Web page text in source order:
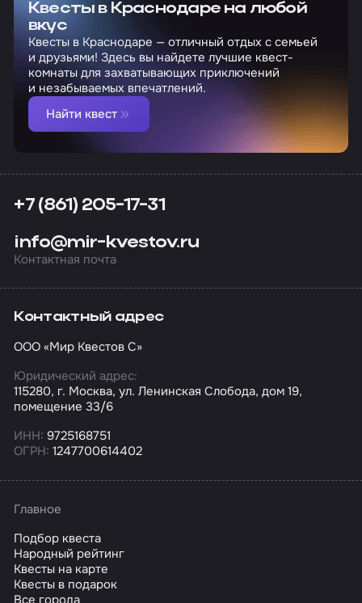
Квесты в Краснодаре на любой
вкус
Квесты в Краснодаре — отличный отдых с семьей
и друзьями! Здесь вы найдете лучшие квест-
комнаты для захватывающих приключений
и незабываемых впечатлений.
Найти квест
+7 (861) 205-17-31
info@mir-kvestov.ru
Контактная почта
Контактный адрес
ООО «Мир Квестов С»
Юридический адрес:
115280, г. Москва, ул. Ленинская Слобода, дом 19,
помещение 33/6
ИНН: 9725168751
ОГРН: 1247700614402
Главное
Подбор квеста
Народный рейтинг
Квесты на карте
Квесты в подарок